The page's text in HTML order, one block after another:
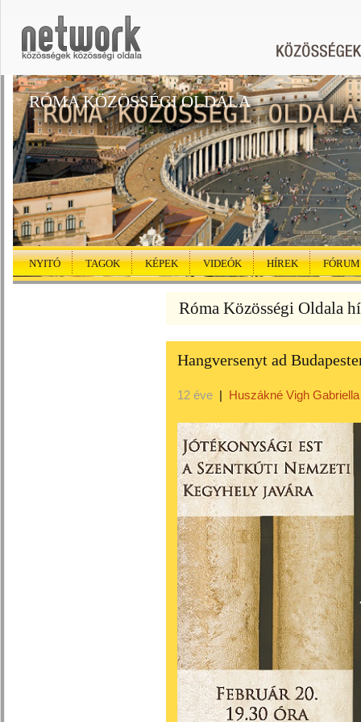
RÓMA KÖZÖSSÉGI OLDALA
NYITÓ TAGOK KÉPEK VIDEÓK HÍREK FÓRUM
Róma Közösségi Oldala
Hangversenyt ad
12 éve | Huszákné Vigh Gabriella